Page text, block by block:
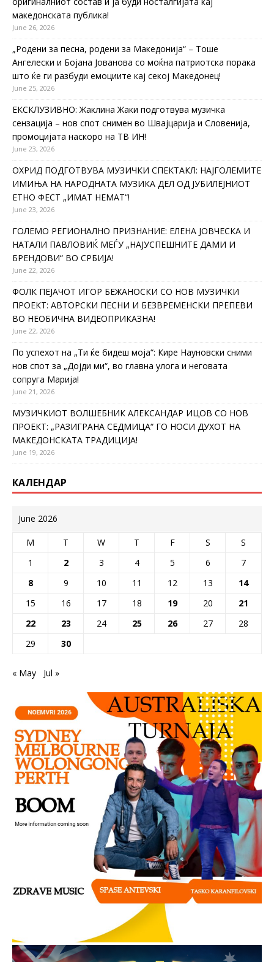
македонската публика!
June 26, 2026
„Родени за песна, родени за Македонија“ – Тоше
Ангелески и Бојана Јованова со моќна патриотска порака
што ќе ги разбуди емоциите кај секој Македонец!
June 25, 2026
ЕКСКЛУЗИВНО: Жаклина Жаки подготвува музичка
сензација – нов спот снимен во Швајцарија и Словенија,
промоцијата наскоро на ТВ ИН!
June 23, 2026
ОХРИД ПОДГОТВУВА МУЗИЧКИ СПЕКТАКЛ: НАЈГОЛЕМИТЕ
ИМИЊА НА НАРОДНАТА МУЗИКА ДЕЛ ОД ЈУБИЛЕЈНИОТ
ЕТНО ФЕСТ „ИМАТ НЕМАТ“!
June 23, 2026
ГОЛЕМО РЕГИОНАЛНО ПРИЗНАНИЕ: ЕЛЕНА ЈОВЧЕСКА И
НАТАЛИ ПАВЛОВИЌ МЕЃУ „НАЈУСПЕШНИТЕ ДАМИ И
БРЕНДОВИ“ ВО СРБИЈА!
June 22, 2026
ФОЛК ПЕЈАЧОТ ИГОР БЕЖАНОСКИ СО НОВ МУЗИЧКИ
ПРОЕКТ: АВТОРСКИ ПЕСНИ И БЕЗВРЕМЕНСКИ ПРЕПЕВИ
ВО НЕОБИЧНА ВИДЕОПРИКАЗНА!
June 22, 2026
По успехот на „Ти ќе бидеш моја“: Кире Науновски сними
нов спот за „Дојди ми“, во главна улога и неговата
сопруга Марија!
June 21, 2026
МУЗИЧКИОТ ВОЛШЕБНИК АЛЕКСАНДАР ИЦОВ СО НОВ
ПРОЕКТ: „РАЗИГРАНА СЕДМИЦА“ ГО НОСИ ДУХОТ НА
МАКЕДОНСКАТА ТРАДИЦИЈА!
June 19, 2026
КАЛЕНДАР
June 2026
M T W T F S
S
1
2 3 4 5 6
7
8
9 10 11 12 13
14
15
16 17 18 19 20
21
22
23 24 25 26 27
28
29
30
« May Jul »